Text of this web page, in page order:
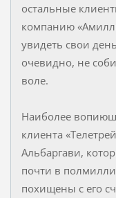
остальные
компанию
увидеть свои
очевидно, не
воле.
Наиболее
клиента
Альбаргави,
почти в
похищены с его